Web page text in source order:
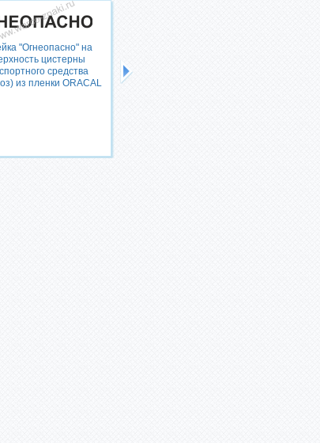
"Огнеопасно" на
цистерны
средства
из пленки ORACAL